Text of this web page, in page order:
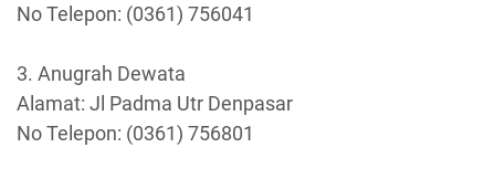
No Telepon: (0361) 756041
3. Anugrah Dewata
Alamat: Jl Padma Utr Denpasar
No Telepon: (0361) 756801